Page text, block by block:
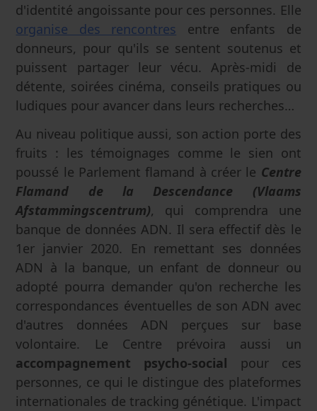
d'identité angoissante pour ces personnes. Elle
organise des rencontres entre enfants de
donneurs, pour qu'ils se sentent soutenus et
puissent partager leur vécu. Après-midi de
détente, soirées cinéma, conseils pratiques ou
ludiques pour avancer dans leurs recherches…
Au niveau politique aussi, son action porte des
fruits : les témoignages comme le sien ont
poussé le Parlement flamand à créer le Centre
Flamand de la Descendance (Vlaams
Afstammingscentrum), qui comprendra une
banque de données ADN. Il sera effectif dès le
1er janvier 2020. En remettant ses données
ADN à la banque, un enfant de donneur ou
adopté pourra demander qu'on recherche les
correspondances éventuelles de son ADN avec
d'autres données ADN perçues sur base
volontaire. Le Centre prévoira aussi un
accompagnement psycho-social
pour ces
personnes, ce qui le distingue des plateformes
internationales de tracking génétique. L'impact